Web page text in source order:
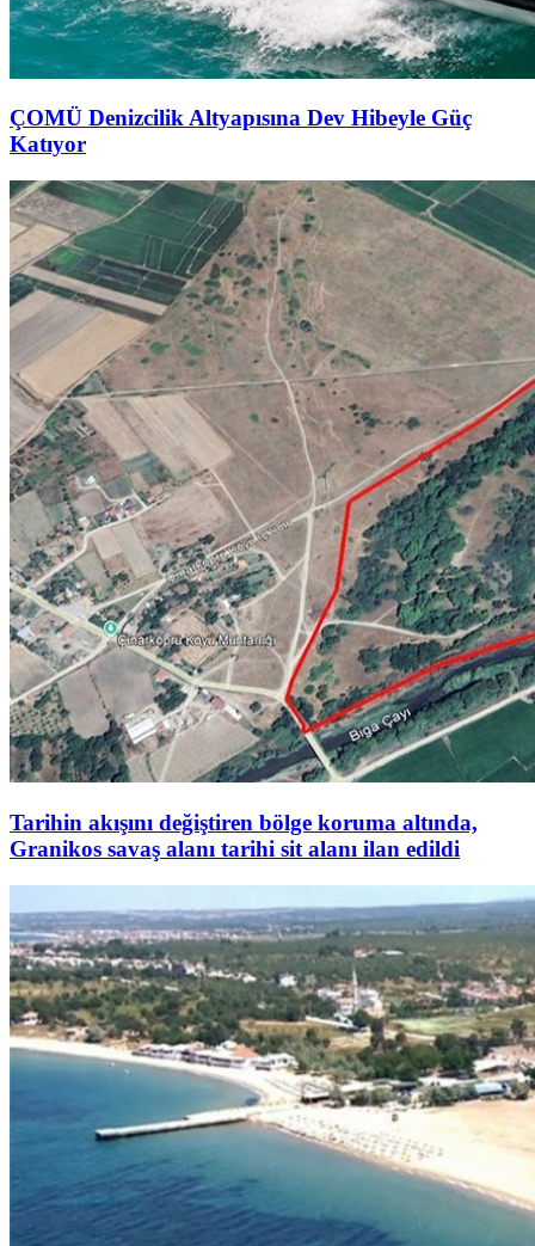
ÇOMÜ Denizcilik Altyapısına Dev Hibeyle Güç
Katıyor
Tarihin akışını değiştiren bölge koruma altında,
Granikos savaş alanı tarihi sit alanı ilan edildi